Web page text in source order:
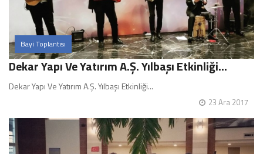
Bayi Toplantısı
Dekar Yapı Ve Yatırım A.Ş. Yılbaşı Etkinliği...
Dekar Yapı Ve Yatırım A.Ş. Yılbaşı Etkinliği...
23 Ara 2017